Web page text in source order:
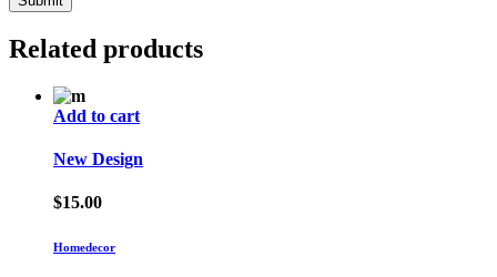
Related products
Add to cart
New Design
$15.00
Homedecor